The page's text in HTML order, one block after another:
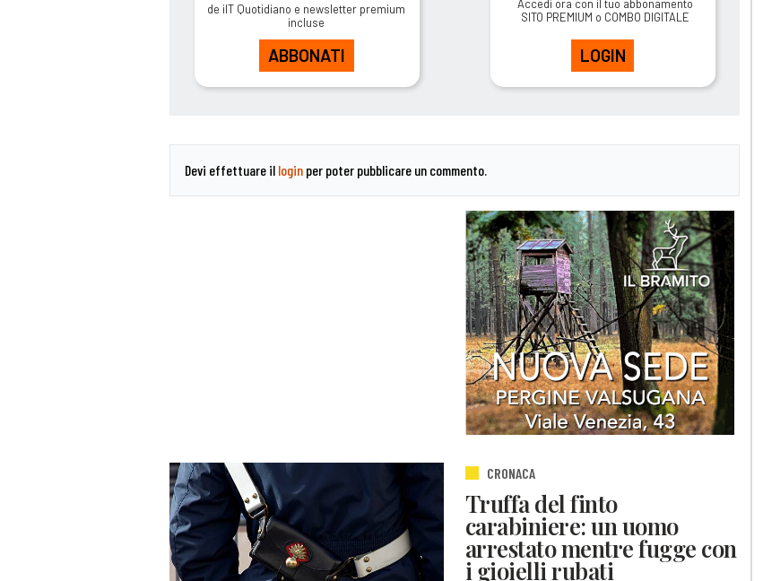
de ilT Quotidiano e newsletter premium
incluse
ABBONATI
Accedi ora con il tuo abbonamento
SITO PREMIUM o COMBO DIGITALE
LOGIN
Devi effettuare il login per poter pubblicare un commento.
CRONACA
Truffa del finto
carabiniere: un uomo
arrestato mentre fugge con
i gioielli rubati